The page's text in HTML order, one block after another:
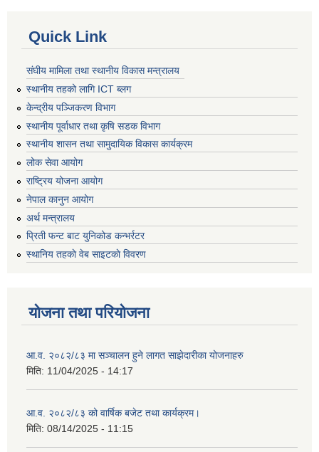
Quick Link
संघीय मामिला तथा स्थानीय विकास मन्त्रालय
स्थानीय तहको लागि ICT ब्लग
केन्द्रीय पञ्जिकरण विभाग
स्थानीय पूर्वाधार तथा कृषि सडक विभाग
स्थानीय शासन तथा सामुदायिक विकास कार्यक्रम
लोक सेवा आयोग
राष्ट्रिय योजना आयोग
नेपाल कानुन आयोग
अर्थ मन्त्रालय
प्रिती फन्ट बाट युनिकोड कन्भर्रटर
स्थानिय तहकाे वेब साइटकाे विवरण
योजना तथा परियोजना
आ.व. २०८२/८३ मा सञ्चालन हुने लागत साझेदारीका योजनाहरु
मिति: 11/04/2025 - 14:17
आ.व. २०८२/८३ को वार्षिक बजेट तथा कार्यक्रम।
मिति: 08/14/2025 - 11:15